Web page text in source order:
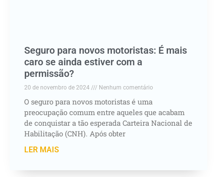
Seguro para novos motoristas: É mais
caro se ainda estiver com a
permissão?
20 de novembro de 2024 Nenhum comentário
O seguro para novos motoristas é uma
preocupação comum entre aqueles que acabam
de conquistar a tão esperada Carteira Nacional de
Habilitação (CNH). Após obter
LER MAIS